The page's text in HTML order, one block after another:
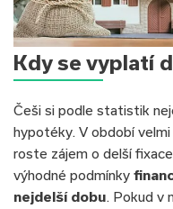
Kdy se vyplatí
Češi si podle statistik
hypotéky. V období
roste zájem o delší
výhodné podmínky
nejdelší dobu. Pokud v